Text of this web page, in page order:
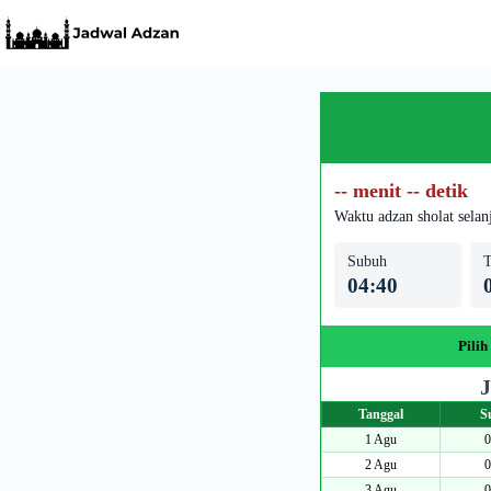
to
content
-- menit -- detik
Waktu adzan sholat
Subuh
04:40
Pilih
Tanggal
1 Agu
2 Agu